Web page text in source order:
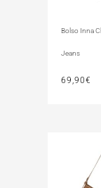
Bolso Inna
Jeans
69,90€